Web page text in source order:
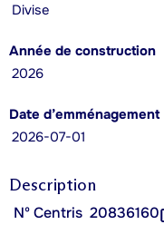
Divise
Année de construction
2026
Date d’emménagement
2026-07-01
Description
Nº Centris 20836160